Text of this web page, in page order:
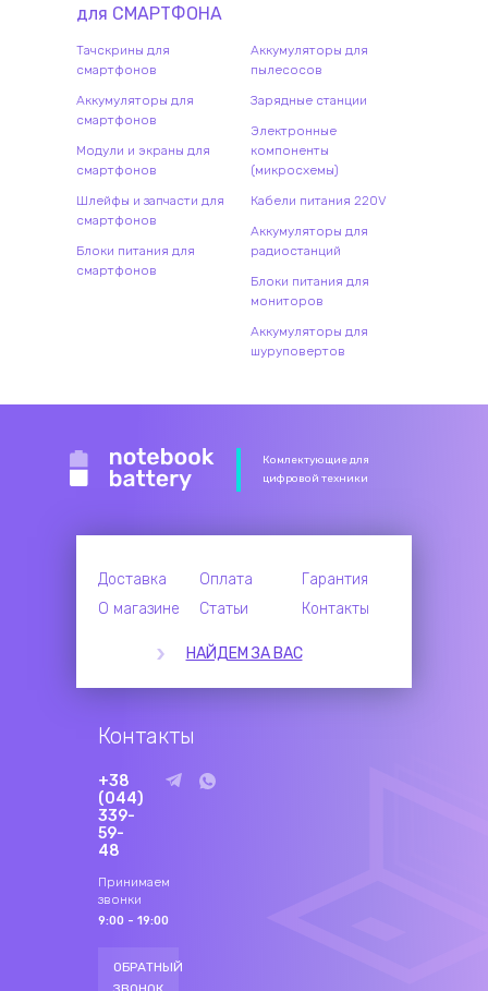
для СМАРТФОНА
Тачскрины для
смартфонов
Аккумуляторы для
смартфонов
Модули и экраны для
смартфонов
Шлейфы и запчасти для
смартфонов
Блоки питания для
смартфонов
Аккумуляторы для
пылесосов
Зарядные станции
Электронные
компоненты
(микросхемы)
Кабели питания 220V
Аккумуляторы для
радиостанций
Блоки питания для
мониторов
Аккумуляторы для
шуруповертов
Комлектующие для
цифровой техники
Доставка Оплата
Гарантия
О магазине
Статьи Контакты
НАЙДЕМ ЗА ВАС
Контакты
+38
(044)
339-
59-
48
Принимаем
звонки
9:00 - 19:00
ОБРАТНЫЙ